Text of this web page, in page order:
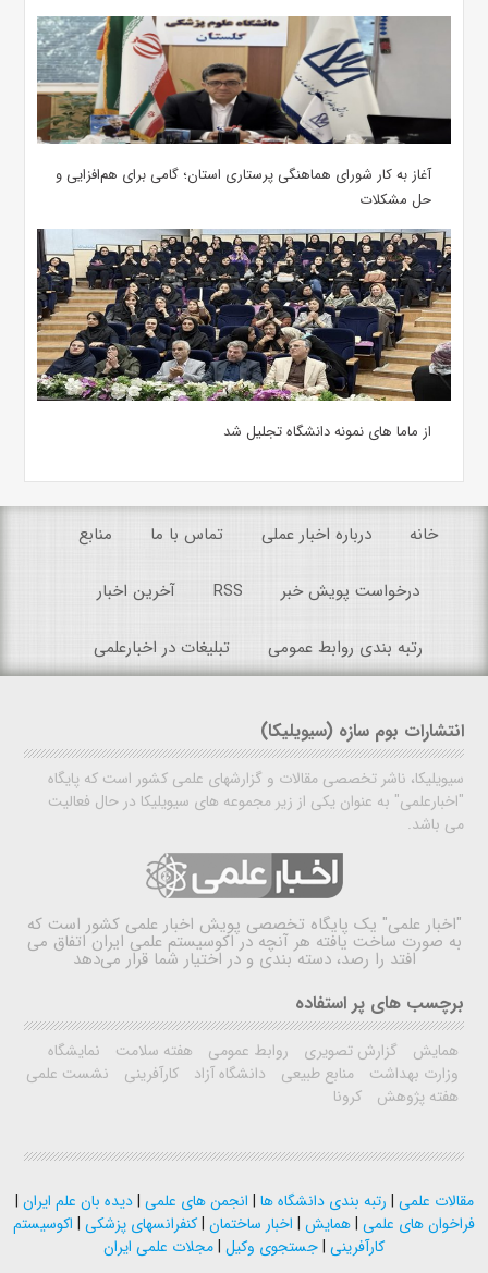
آغاز به کار شورای هماهنگی پرستاری استان؛ گامی برای هم‌افزایی و
حل مشکلات
از ماما های نمونه دانشگاه تجلیل شد
خانه درباره اخبار عملی تماس با ما منابع
درخواست پویش خبر RSS آخرین اخبار
رتبه بندی روابط عمومی تبلیغات در اخبارعلمی
انتشارات بوم سازه (سیویلیکا)
سیویلیکا، ناشر تخصصی مقالات و گزارشهای علمی کشور است که پایگاه
"اخبارعلمی" به عنوان یکی از زیر مجموعه های سیویلیکا در حال فعالیت
می باشد.
"اخبار علمی" یک پایگاه تخصصی پویش اخبار علمی کشور است که
به صورت ساخت یافته هر آنچه در اکوسیستم علمی ایران اتفاق می
افتد را رصد، دسته بندی و در اختیار شما قرار می‌دهد
برچسب های پر استفاده
همایش گزارش تصویری روابط عمومی هفته سلامت
نمایشگاه
وزارت بهداشت
منابع طبیعی دانشگاه آزاد کارآفرینی
نشست علمی
هفته پژوهش
کرونا
مقالات علمی | رتبه بندی دانشگاه ها | انجمن های علمی |دیده بان علم ایران |
فراخوان های علمی |همایش | اخبار ساختمان |کنفرانسهای پزشکی | اکوسیستم
کارآفرینی |جستجوی وکیل |مجلات علمی ایران